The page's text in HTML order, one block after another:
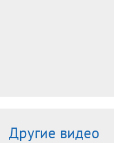
Другие видео